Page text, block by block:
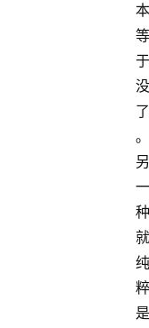
本
等
于
没
了
。
另
一
种
就
纯
粹
是